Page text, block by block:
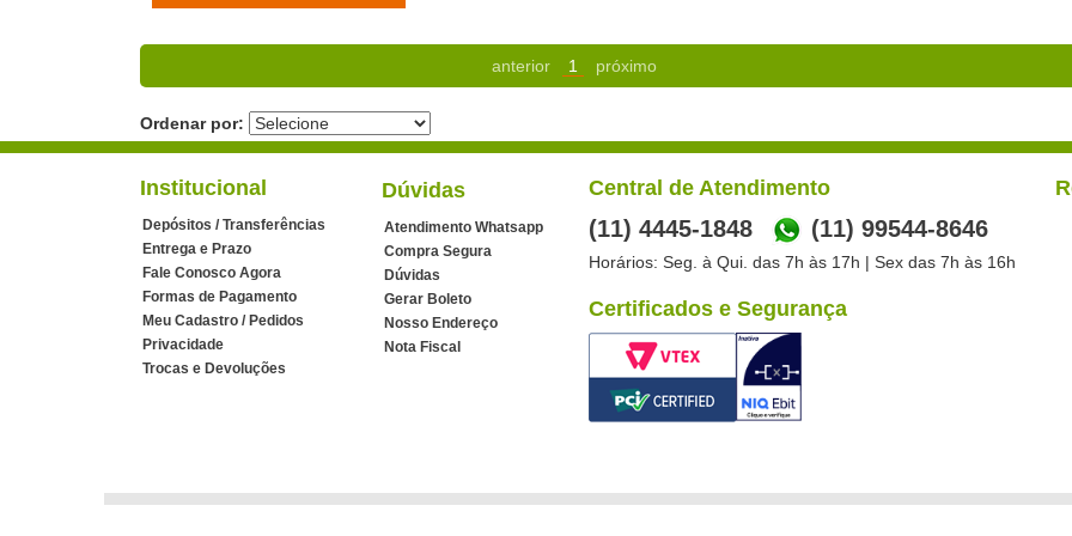
anterior 1 próximo
Ordenar por:
Institucional
Depósitos / Transferências
Entrega e Prazo
Fale Conosco Agora
Formas de Pagamento
Meu Cadastro / Pedidos
Privacidade
Trocas e Devoluções
Dúvidas
Atendimento Whatsapp
Compra Segura
Dúvidas
Gerar Boleto
Nosso Endereço
Nota Fiscal
Central de Atendimento
(11) 4445-1848 (11) 99544-8646
Horários: Seg. à Qui. das 7h às 17h | Sex das 7h às 16h
Certificados e Segurança